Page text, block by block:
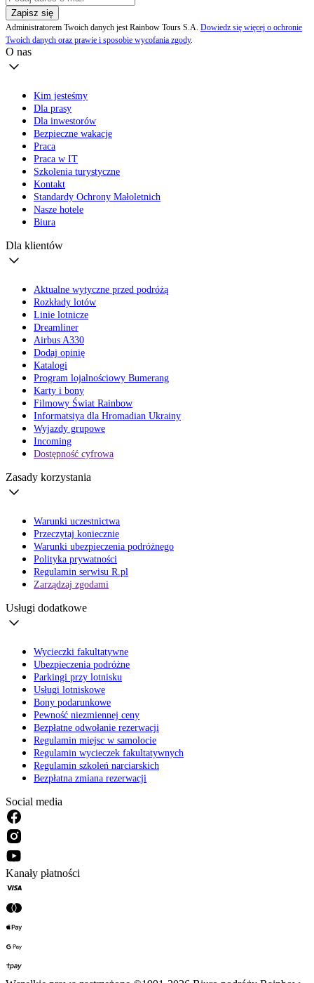
Zapisz się
Administratorem Twoich danych jest Rainbow Tours S.A. Dowiedz się więcej o ochronie
Twoich danych oraz prawie i sposobie wycofania zgody.
O nas
Kim jesteśmy
Dla prasy
Dla inwestorów
Bezpieczne wakacje
Praca
Praca w IT
Szkolenia turystyczne
Kontakt
Standardy Ochrony Małoletnich
Nasze hotele
Biura
Dla klientów
Aktualne wytyczne przed podróżą
Rozkłady lotów
Linie lotnicze
Dreamliner
Airbus A330
Dodaj opinię
Katalogi
Program lojalnościowy Bumerang
Karty i bony
Filmowy Świat Rainbow
Informatsiya dla Hromadian Ukrainy
Wyjazdy grupowe
Incoming
Dostępność cyfrowa
Zasady korzystania
Warunki uczestnictwa
Przeczytaj koniecznie
Warunki ubezpieczenia podróżnego
Polityka prywatności
Regulamin serwisu R.pl
Zarządzaj zgodami
Usługi dodatkowe
Wycieczki fakultatywne
Ubezpieczenia podróżne
Parkingi przy lotnisku
Usługi lotniskowe
Bony podarunkowe
Pewność niezmiennej ceny
Bezpłatne odwołanie rezerwacji
Regulamin miejsc w samolocie
Regulamin wycieczek fakultatywnych
Regulamin szkoleń narciarskich
Bezpłatna zmiana rezerwacji
Social media
Kanały płatności